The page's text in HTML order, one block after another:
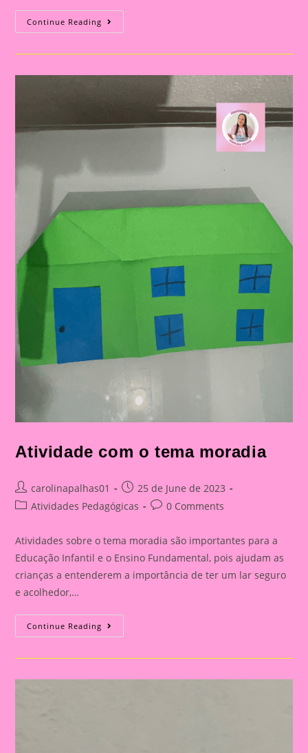
Continue Reading Atividade
Com
Tema
Atividade com o tema moradia
Post
author:
carolinapalhas01
Post
published:
25 de June de 2023
PostAtividades Pedagógicas
Post0 Comments
Atividades sobre o tema moradia são importantes para a
Educação Infantil e o Ensino Fundamental, pois ajudam as
crianças a entenderem a importância de ter um lar seguro
e acolhedor,…
Continue Reading Atividade
Com
Tema